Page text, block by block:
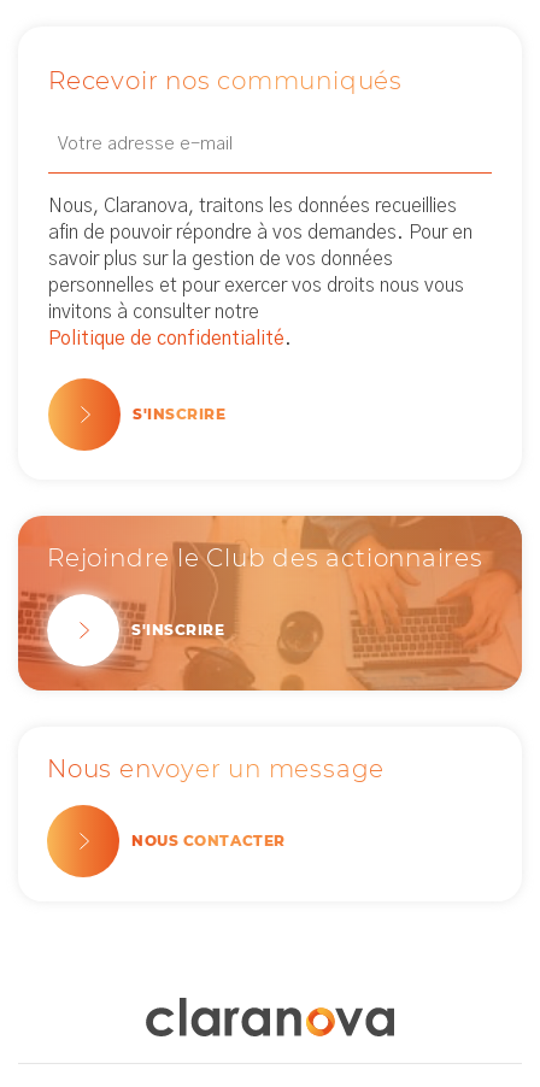
Recevoir nos communiqués
Newsletter
Nous, Claranova, traitons les données recueillies
afin de pouvoir répondre à vos demandes. Pour en
savoir plus sur la gestion de vos données
personnelles et pour exercer vos droits nous vous
invitons à consulter notre
Politique de confidentialité.
S'INSCRIRE
Rejoindre le Club des actionnaires
S'INSCRIRE
Nous envoyer un message
NOUS CONTACTER